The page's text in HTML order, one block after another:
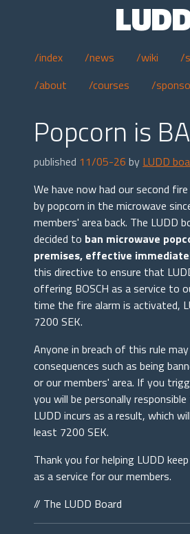
/index /news /wiki /
/about
/courses /
Popcorn is
published 11/05-26 by LUDD
We have now had our second
by popcorn in the microwave
members' area back. The LUDD
decided to ban microwave
premises, effective
this directive to ensure that
offering BOSCH as a service to
time the fire alarm is activated,
7200 SEK.
Anyone in breach of this rule
consequences such as being
or our members' area. If you
you will be personally
LUDD incurs as a result, which
least 7200 SEK.
Thank you for helping LUDD
as a service for our members.
// The LUDD Board